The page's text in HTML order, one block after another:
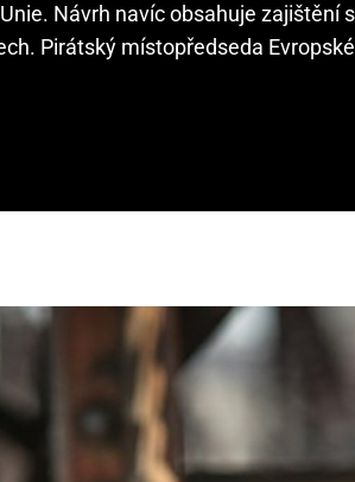
Návrh navíc obsahuje zajištění
Pirátský místopředseda